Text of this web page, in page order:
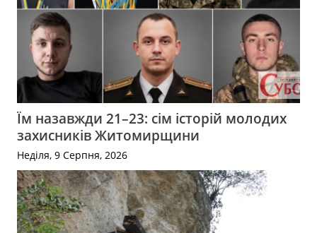
Їм назавжди 21–23: сім історій молодих
захисників Житомирщини
Неділя, 9 Серпня, 2026